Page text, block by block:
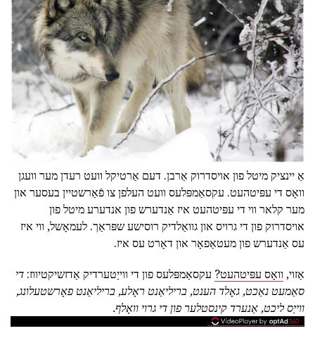
אַ יינציק מיטל פון אויסדרוק אַרבן. דעם אַרטיקל וועט רעדן מער וועגן
וואָס די עפּיטהעט. עקסאַמפּלעס וועט העלפן צו פֿאַרשטיין בעסער און
מער קלאר ווי די עפּיטהעט איז אַנדערש פון אנדערע מיטל פון
אויסדרוק פון די גרויס און גוואַלדיק רוסישע שפּראַך. לעמאָשל, ווי איז
עס אַנדערש פון מעטאַפאָר און דאָרט עס איז.
אַזוי, וואָס עפּיטהעט? עקסאַמפּלעס פון די ווייַטערדיק אַדזשיקטיווז: די
סאַמעט נאַכט, גאָלד הענט, בריליאַנט ראָלע, בריליאַנט פאָרשטעלונג,
ווייַס ליכט, אַנערד קינסטלער פון די גרוי וואָלף.